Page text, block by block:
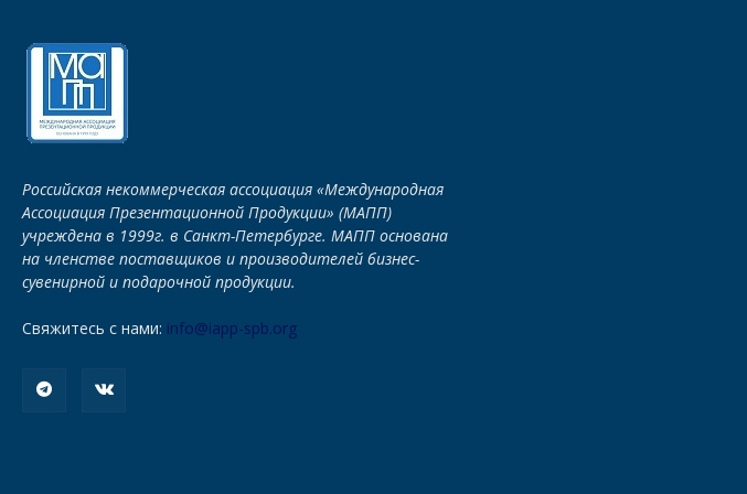
Российская некоммерческая ассоциация «Международная
Ассоциация Презентационной Продукции» (МАПП)
учреждена в 1999г. в Санкт-Петербурге. МАПП основана
на членстве поставщиков и производителей бизнес-
сувенирной и подарочной продукции.
Свяжитесь с нами: info@iapp-spb.org